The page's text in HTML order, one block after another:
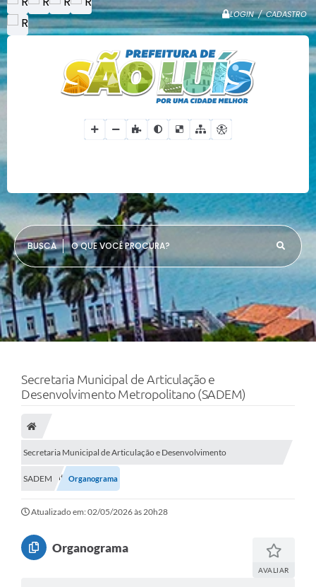
LOGIN / CADASTRO
O QUE VOCÊ PROCURA?
Secretaria Municipal de Articulação e
Desenvolvimento Metropolitano (SADEM)
Secretaria Municipal de Articulação e Desenvolvimento
Metropolitano (SADEM)
SADEM Organograma
Atualizado em: 02/05/2026 às 20h28
Organograma
AVALIAR